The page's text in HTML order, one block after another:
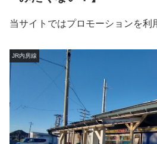
当サイトではプロモーションを利
JR内房線